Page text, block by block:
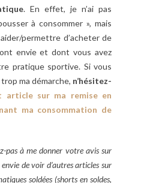
. En effet, je n’ai pas
à consommer », mais
permettre d’acheter de
envie et dont vous avez
pratique sportive. Si vous
ma démarche, n’hésitez-
article sur ma remise en
ma consommation de
pas à me donner votre avis sur
de voir d’autres articles sur
soldées (shorts en soldes,